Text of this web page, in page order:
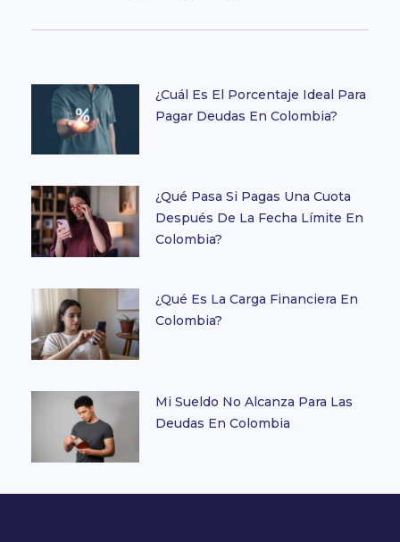
¿Cuál Es El Porcentaje Ideal Para
Pagar Deudas En Colombia?
¿Qué Pasa Si Pagas Una Cuota
Después De La Fecha Límite En
Colombia?
¿Qué Es La Carga Financiera En
Colombia?
Mi Sueldo No Alcanza Para Las
Deudas En Colombia